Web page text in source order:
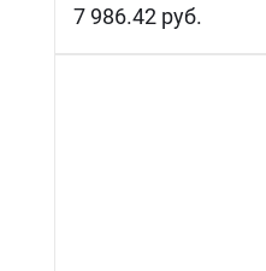
7 986.42 руб.